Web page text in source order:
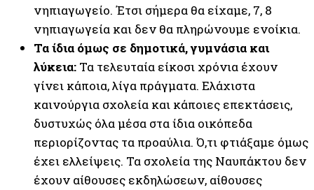
νηπιαγωγείο. Έτσι σήμερα θα είχαμε, 7, 8
νηπιαγωγεία και δεν θα πληρώνουμε ενοίκια.
Τα ίδια όμως σε δημοτικά, γυμνάσια και
λύκεια: Τα τελευταία είκοσι χρόνια έχουν
γίνει κάποια, λίγα πράγματα. Ελάχιστα
καινούργια σχολεία και κάποιες επεκτάσεις,
δυστυχώς όλα μέσα στα ίδια οικόπεδα
περιορίζοντας τα προαύλια. Ό,τι φτιάξαμε όμως
έχει ελλείψεις. Τα σχολεία της Ναυπάκτου δεν
έχουν αίθουσες εκδηλώσεων, αίθουσες